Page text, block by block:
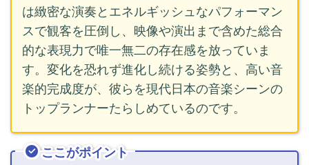
は緻密な演奏とエネルギッシュなパフォーマン
スで観客を圧倒し、映像や演出まで含めた総合
的な表現力で唯一無二の存在感を放っていま
す。変化を恐れず進化し続ける姿勢と、高い音
楽的完成度が、彼らを現代日本の音楽シーンの
トップランナーたらしめているのです。
ここがポイント